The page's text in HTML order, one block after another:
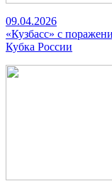
09.04.2026
«Кузбасс» с
Кубка России